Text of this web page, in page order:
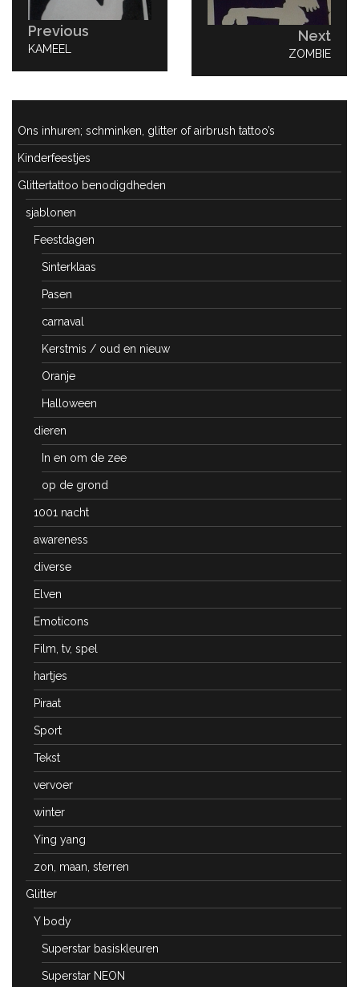
Previous
PREVIOUS
KAMEEL
Next
NEXT
ZOMBIE
Ons inhuren; schminken, glitter of airbrush tattoo’s
Kinderfeestjes
Glittertattoo benodigdheden
sjablonen
Feestdagen
Sinterklaas
Pasen
carnaval
Kerstmis / oud en nieuw
Oranje
Halloween
dieren
In en om de zee
op de grond
1001 nacht
awareness
diverse
Elven
Emoticons
Film, tv, spel
hartjes
Piraat
Sport
Tekst
vervoer
winter
Ying yang
zon, maan, sterren
Glitter
Y body
Superstar basiskleuren
Superstar NEON